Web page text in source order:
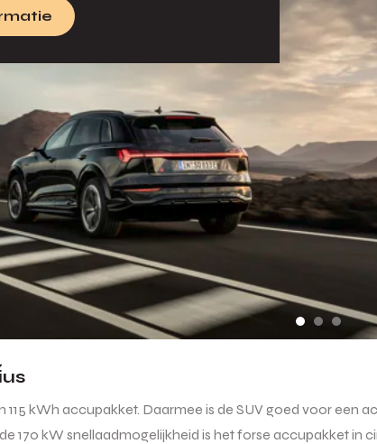
kWh accupakket. Daarmee is de SUV goed voor een
170 kW snellaadmogelijkheid is het forse accupakket in